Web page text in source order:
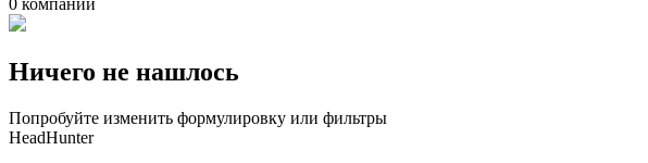
0 компаний
Ничего не нашлось
Попробуйте изменить формулировку или фильтры
HeadHunter